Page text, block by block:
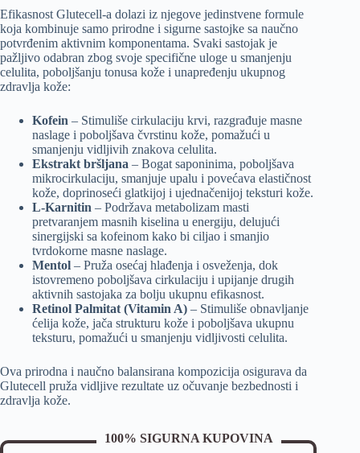
Efikasnost Glutecell-a dolazi iz njegove jedinstvene formule
koja kombinuje samo prirodne i sigurne sastojke sa naučno
potvrđenim aktivnim komponentama. Svaki sastojak je
pažljivo odabran zbog svoje specifične uloge u smanjenju
celulita, poboljšanju tonusa kože i unapređenju ukupnog
zdravlja kože:
Kofein – Stimuliše cirkulaciju krvi, razgrađuje masne
naslage i poboljšava čvrstinu kože, pomažući u
smanjenju vidljivih znakova celulita.
Ekstrakt bršljana – Bogat saponinima, poboljšava
mikrocirkulaciju, smanjuje upalu i povećava elastičnost
kože, doprinoseći glatkijoj i ujednačenijoj teksturi kože.
L-Karnitin – Podržava metabolizam masti
pretvaranjem masnih kiselina u energiju, delujući
sinergijski sa kofeinom kako bi ciljao i smanjio
tvrdokorne masne naslage.
Mentol – Pruža osećaj hlađenja i osveženja, dok
istovremeno poboljšava cirkulaciju i upijanje drugih
aktivnih sastojaka za bolju ukupnu efikasnost.
Retinol Palmitat (Vitamin A) – Stimuliše obnavljanje
ćelija kože, jača strukturu kože i poboljšava ukupnu
teksturu, pomažući u smanjenju vidljivosti celulita.
Ova prirodna i naučno balansirana kompozicija osigurava da
Glutecell pruža vidljive rezultate uz očuvanje bezbednosti i
zdravlja kože.
100% SIGURNA KUPOVINA